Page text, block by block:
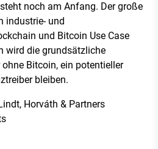
noch am Anfang. Der große
industrie- und
und Bitcoin Use Case
wird die grundsätzliche
Bitcoin, ein potentieller
bleiben.
Horváth & Partners